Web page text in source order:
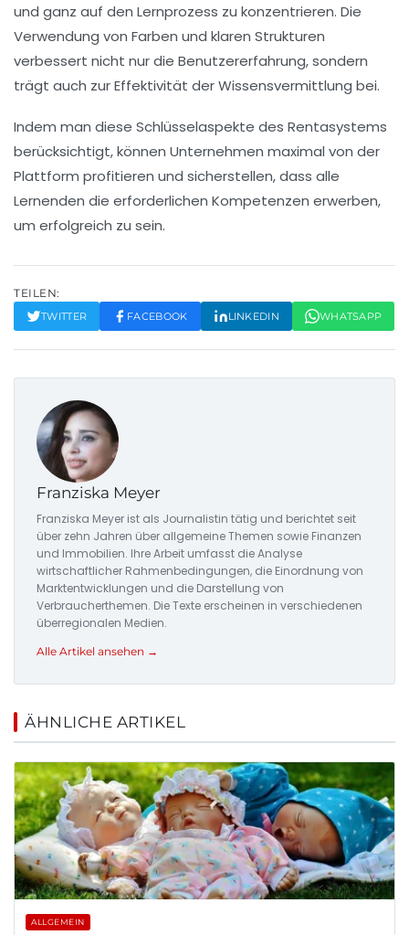
und ganz auf den Lernprozess zu konzentrieren. Die
Verwendung von Farben und klaren Strukturen
verbessert nicht nur die Benutzererfahrung, sondern
trägt auch zur Effektivität der Wissensvermittlung bei.
Indem man diese Schlüsselaspekte des Rentasystems
berücksichtigt, können Unternehmen maximal von der
Plattform profitieren und sicherstellen, dass alle
Lernenden die erforderlichen Kompetenzen erwerben,
um erfolgreich zu sein.
TEILEN:
TWITTER FACEBOOK LINKEDIN WHATSAPP
Franziska Meyer
Franziska Meyer ist als Journalistin tätig und berichtet seit
über zehn Jahren über allgemeine Themen sowie Finanzen
und Immobilien. Ihre Arbeit umfasst die Analyse
wirtschaftlicher Rahmenbedingungen, die Einordnung von
Marktentwicklungen und die Darstellung von
Verbraucherthemen. Die Texte erscheinen in verschiedenen
überregionalen Medien.
Alle Artikel ansehen →
ÄHNLICHE ARTIKEL
ALLGEMEIN